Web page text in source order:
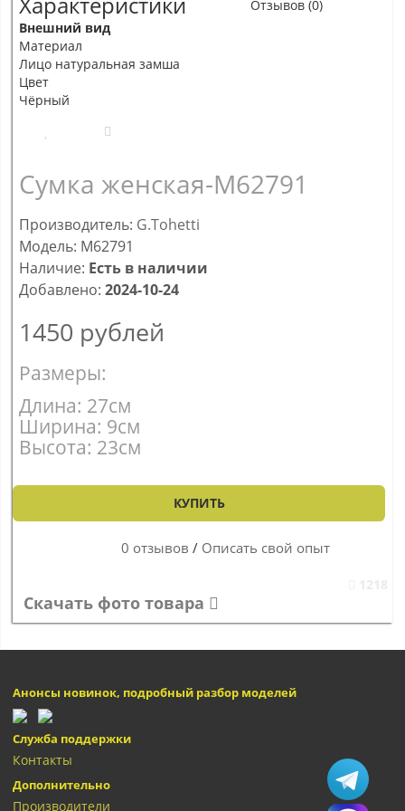
Отзывов (0)
Внешний вид
Материал
Лицо натуральная замша
Цвет
Чёрный
Сумка женская-M62791
Производитель: G.Tohetti
Модель: M62791
Наличие: Есть в наличии
Добавлено: 2024-10-24
1450 рублей
Размеры:
Длина: 27см
Ширина: 9см
Высота: 23см
КУПИТЬ
0 отзывов / Описать свой опыт
Скачать фото товара
Анонсы новинок, подробный разбор моделей
Служба поддержки
Контакты
Дополнительно
Производители